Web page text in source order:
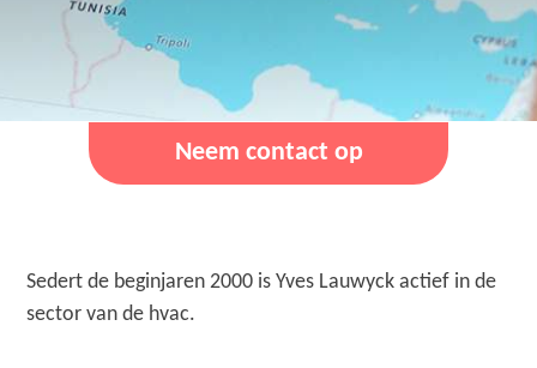
Neem contact op
Sedert de beginjaren 2000 is Yves Lauwyck actief in de
sector van de hvac.